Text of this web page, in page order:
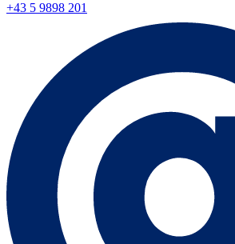
+43 5 9898 201